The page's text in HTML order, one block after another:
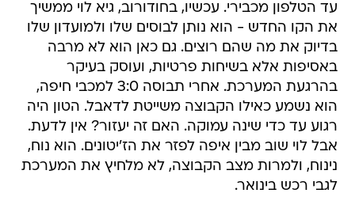
עד הטלפון מכבירי. עכשיו, בחודורוב, גיא לוי ממשיך
את הקו החדש - הוא נותן לבוסים שלו ולמועדון שלו
בדיוק את מה שהם רוצים. גם כאן הוא לא מרבה
באסיפות אלא בשיחות פרטיות, ועוסק בעיקר
בהרגעת המערכת. אחרי תבוסה 3:0 למכבי חיפה,
הוא נשמע כאילו הקבוצה משייטת לדאבל. הטון היה
רגוע עד כדי שינה עמוקה. האם זה יעזור? אין לדעת.
אבל לוי שוב מבין איפה לפזר את הז'יטונים. הוא נוח,
נינוח, ולמרות מצב הקבוצה, לא מלחיץ את המערכת
לגבי רכש בינואר.